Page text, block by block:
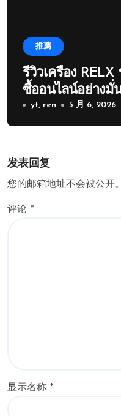
推薦
รีวิวเครื่อง
ซื้ออนไลน์อย่างมั่
yt, ren 5 月 6, 2026
发表回复
您的邮箱地址不会被公开。
评论 *
显示名称 *